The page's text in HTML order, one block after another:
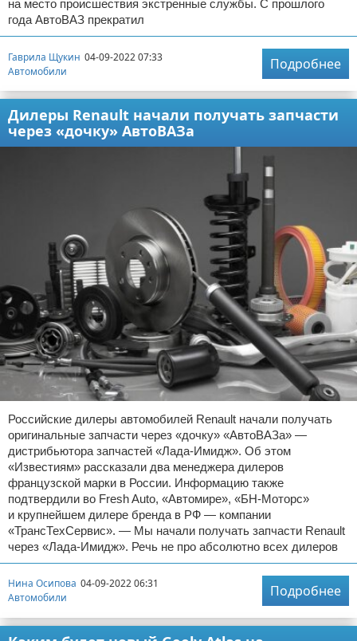
на место происшествия экстренные службы. С прошлого
года АвтоВАЗ прекратил
Гаврила Щукин 04-09-2022 07:33
Автомобили
Подробнее
Дилеры Renault начали получать запчасти
через «дочку» АвтоВАЗа
Российские дилеры автомобилей Renault начали получать
оригинальные запчасти через «дочку» «АвтоВАЗа» —
дистрибьютора запчастей «Лада-Имидж». Об этом
«Известиям» рассказали два менеджера дилеров
французской марки в России. Информацию также
подтвердили во Fresh Auto, «Автомире», «БН-Моторс»
и крупнейшем дилере бренда в РФ — компании
«ТрансТехСервис». — Мы начали получать запчасти Renault
через «Лада-Имидж». Речь не про абсолютно всех дилеров
Нина Осипова 04-09-2022 06:31
Автомобили
Подробнее